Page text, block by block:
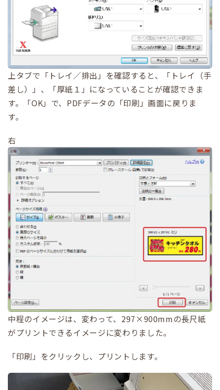
上タブで「トレイ／排出」を確認すると、「トレイ（手
差し）」、「厚紙１」になっていることが確認できま
す。「OK」で、PDFデータの「印刷」画面に戻りま
す。
右
中程のイメージは、変わって、297×900mmの長尺紙
がプリントできるイメージに変わりました。
「印刷」をクリックし、プリントします。